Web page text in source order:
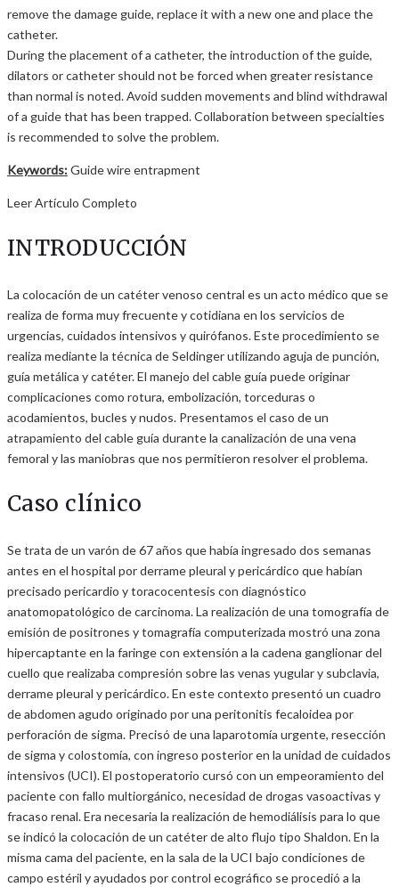
remove the damage guide, replace it with a new one and place the
catheter.
During the placement of a catheter, the introduction of the guide,
dilators or catheter should not be forced when greater resistance
than normal is noted. Avoid sudden movements and blind withdrawal
of a guide that has been trapped. Collaboration between specialties
is recommended to solve the problem.
Keywords:Guide wire entrapment
Leer Artículo Completo
INTRODUCCIÓN
La colocación de un catéter venoso central es un acto médico que se
realiza de forma muy frecuente y cotidiana en los servicios de
urgencias, cuidados intensivos y quirófanos. Este procedimiento se
realiza mediante la técnica de Seldinger utilizando aguja de punción,
guía metálica y catéter. El manejo del cable guía puede originar
complicaciones como rotura, embolización, torceduras o
acodamientos, bucles y nudos. Presentamos el caso de un
atrapamiento del cable guía durante la canalización de una vena
femoral y las maniobras que nos permitieron resolver el problema.
Caso clínico
Se trata de un varón de 67 años que había ingresado dos semanas
antes en el hospital por derrame pleural y pericárdico que habían
precisado pericardio y toracocentesis con diagnóstico
anatomopatológico de carcinoma. La realización de una tomografía de
emisión de positrones y tomagrafía computerizada mostró una zona
hipercaptante en la faringe con extensión a la cadena ganglionar del
cuello que realizaba compresión sobre las venas yugular y subclavia,
derrame pleural y pericárdico. En este contexto presentó un cuadro
de abdomen agudo originado por una peritonitis fecaloidea por
perforación de sigma. Precisó de una laparotomía urgente, resección
de sigma y colostomía, con ingreso posterior en la unidad de cuidados
intensivos (UCI). El postoperatorio cursó con un empeoramiento del
paciente con fallo multiorgánico, necesidad de drogas vasoactivas y
fracaso renal. Era necesaria la realización de hemodiálisis para lo que
se indicó la colocación de un catéter de alto flujo tipo Shaldon. En la
misma cama del paciente, en la sala de la UCI bajo condiciones de
campo estéril y ayudados por control ecográfico se procedió a la